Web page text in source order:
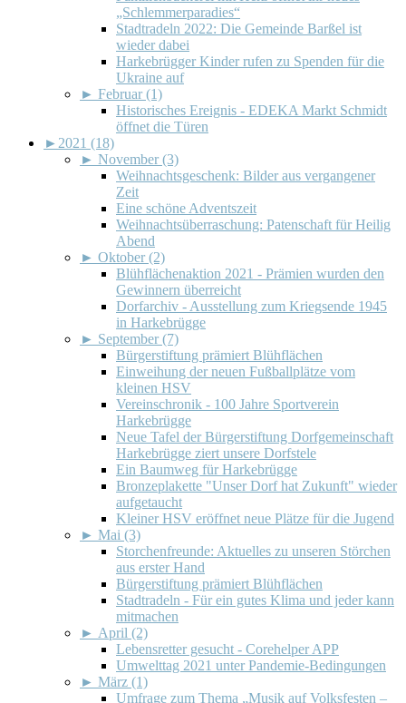
„Schlemmerparadies“
Stadtradeln 2022: Die Gemeinde Barßel ist
wieder dabei
Harkebrügger Kinder rufen zu Spenden für die
Ukraine auf
► Februar (1)
Historisches Ereignis - EDEKA Markt Schmidt
öffnet die Türen
► 2021 (18)
► November (3)
Weihnachtsgeschenk: Bilder aus vergangener
Zeit
Eine schöne Adventszeit
Weihnachtsüberraschung: Patenschaft für Heilig
Abend
► Oktober (2)
Blühflächenaktion 2021 - Prämien wurden den
Gewinnern überreicht
Dorfarchiv - Ausstellung zum Kriegsende 1945
in Harkebrügge
► September (7)
Bürgerstiftung prämiert Blühflächen
Einweihung der neuen Fußballplätze vom
kleinen HSV
Vereinschronik - 100 Jahre Sportverein
Harkebrügge
Neue Tafel der Bürgerstiftung Dorfgemeinschaft
Harkebrügge ziert unsere Dorfstele
Ein Baumweg für Harkebrügge
Bronzeplakette "Unser Dorf hat Zukunft" wieder
aufgetaucht
Kleiner HSV eröffnet neue Plätze für die Jugend
► Mai (3)
Storchenfreunde: Aktuelles zu unseren Störchen
aus erster Hand
Bürgerstiftung prämiert Blühflächen
Stadtradeln - Für ein gutes Klima und jeder kann
mitmachen
► April (2)
Lebensretter gesucht - Corehelper APP
Umwelttag 2021 unter Pandemie-Bedingungen
► März (1)
Umfrage zum Thema „Musik auf Volksfesten –